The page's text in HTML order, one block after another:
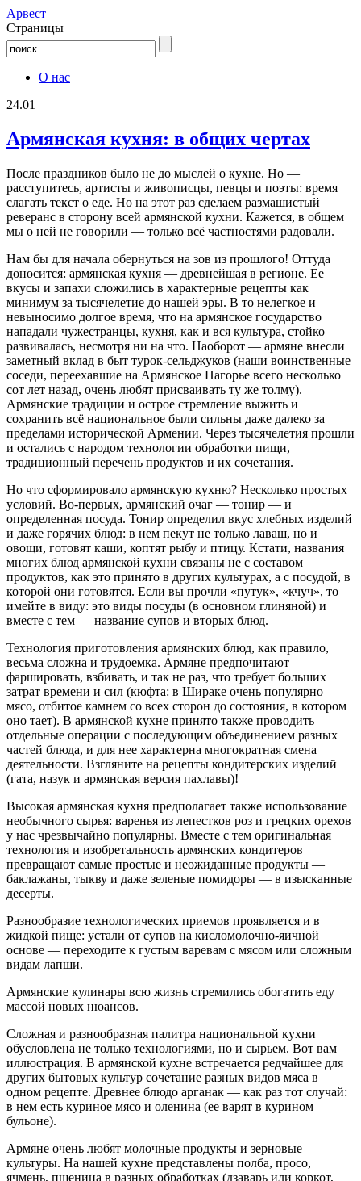
Aрвест
Страницы
О нас
24.01
Армянская кухня: в общих чертах
После праздников было не до мыслей о кухне. Но —
расступитесь, артисты и живописцы, певцы и поэты: время
слагать текст о еде. Но на этот раз сделаем размашистый
реверанс в сторону всей армянской кухни. Кажется, в общем
мы о ней не говорили — только всё частностями радовали.
Нам бы для начала обернуться на зов из прошлого! Оттуда
доносится: армянская кухня — древнейшая в регионе. Ее
вкусы и запахи сложились в характерные рецепты как
минимум за тысячелетие до нашей эры. В то нелегкое и
невыносимо долгое время, что на армянское государство
нападали чужестранцы, кухня, как и вся культура, стойко
развивалась, несмотря ни на что. Наоборот — армяне внесли
заметный вклад в быт турок-сельджуков (наши воинственные
соседи, переехавшие на Армянское Нагорье всего несколько
сот лет назад, очень любят присваивать ту же толму).
Армянские традиции и острое стремление выжить и
сохранить всё национальное были сильны даже далеко за
пределами исторической Армении. Через тысячелетия прошли
и остались с народом технологии обработки пищи,
традиционный перечень продуктов и их сочетания.
Но что сформировало армянскую кухню? Несколько простых
условий. Во-первых, армянский очаг — тонир — и
определенная посуда. Тонир определил вкус хлебных изделий
и даже горячих блюд: в нем пекут не только лаваш, но и
овощи, готовят каши, коптят рыбу и птицу. Кстати, названия
многих блюд армянской кухни связаны не с составом
продуктов, как это принято в других культурах, а с посудой, в
которой они готовятся. Если вы прочли «путук», «кчуч», то
имейте в виду: это виды посуды (в основном глиняной) и
вместе с тем — название супов и вторых блюд.
Технология приготовления армянских блюд, как правило,
весьма сложна и трудоемка. Армяне предпочитают
фаршировать, взбивать, и так не раз, что требует больших
затрат времени и сил (кюфта: в Шираке очень популярно
мясо, отбитое камнем со всех сторон до состояния, в котором
оно тает). В армянской кухне принято также проводить
отдельные операции с последующим объединением разных
частей блюда, и для нее характерна многократная смена
деятельности. Взгляните на рецепты кондитерских изделий
(гата, назук и армянская версия пахлавы)!
Высокая армянская кухня предполагает также использование
необычного сырья: варенья из лепестков роз и грецких орехов
у нас чрезвычайно популярны. Вместе с тем оригинальная
технология и изобретальность армянских кондитеров
превращают самые простые и неожиданные продукты —
баклажаны, тыкву и даже зеленые помидоры — в изысканные
десерты.
Разнообразие технологических приемов проявляется и в
жидкой пище: устали от супов на кисломолочно-яичной
основе — переходите к густым варевам с мясом или сложным
видам лапши.
Армянские кулинары всю жизнь стремились обогатить еду
массой новых нюансов.
Сложная и разнообразная палитра национальной кухни
обусловлена не только технологиями, но и сырьем. Вот вам
иллюстрация. В армянской кухне встречается редчайшее для
других бытовых культур сочетание разных видов мяса в
одном рецепте. Древнее блюдо арганак — как раз тот случай:
в нем есть куриное мясо и оленина (ее варят в курином
бульоне).
Армяне очень любят молочные продукты и зерновые
культуры. На нашей кухне представлены полба, просо,
ячмень, пшеница в разных обработках (дзаварь или коркот,